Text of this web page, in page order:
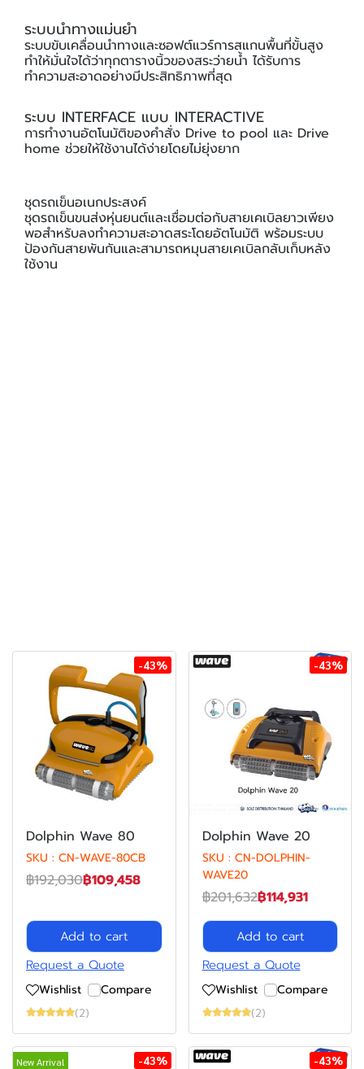
ระบบนำทางแม่นยำ
ระบบขับเคลื่อนนำทางและซอฟต์แวร์การสแกนพื้นที่ขั้นสูง
ทำให้มั่นใจได้ว่าทุกตารางนิ้วของสระว่ายน้ำ ได้รับการ
ทำความสะอาดอย่างมีประสิทธิภาพที่สุด
ระบบ INTERFACE แบบ INTERACTIVE
การทำงานอัตโนมัติของคำสั่ง Drive to pool และ Drive
home ช่วยให้ใช้งานได้ง่ายโดยไม่ยุ่งยาก
ชุดรถเข็นอเนกประสงค์
ชุดรถเข็นขนส่งหุ่นยนต์และเชื่อมต่อกับสายเคเบิลยาวเพียง
พอสำหรับลงทำความสะอาดสระโดยอัตโนมัติ พร้อมระบบ
ป้องกันสายพันกันและสามารถหมุนสายเคเบิลกลับเก็บหลัง
ใช้งาน
-43%
Dolphin Wave 80
SKU : CN-WAVE-80CB
฿192,030฿109,458
Add to cart
Request a Quote
Wishlist Compare
(2)
-43%
Dolphin Wave 20
SKU : CN-DOLPHIN-
WAVE20
฿201,632฿114,931
Add to cart
Request a Quote
Wishlist Compare
(2)
New Arrival -43% -43%